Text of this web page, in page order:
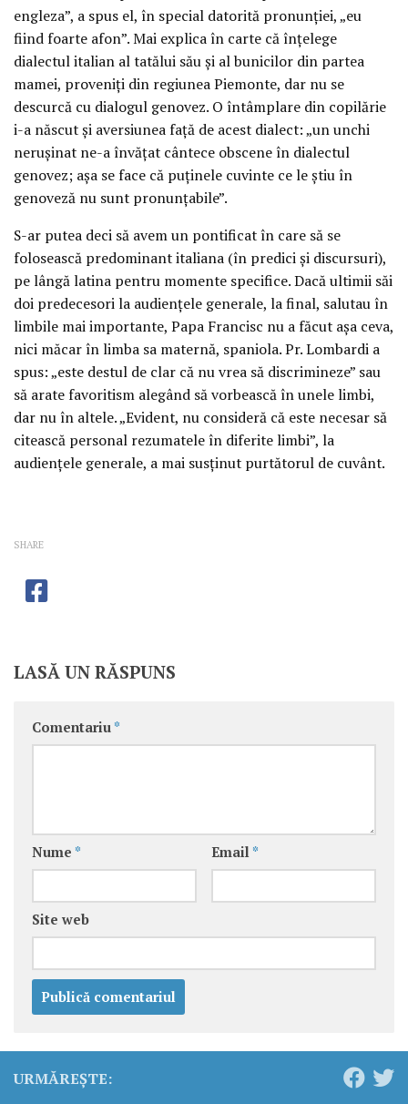
engleza”, a spus el, în special datorită pronunţiei, „eu
fiind foarte afon”. Mai explica în carte că înţelege
dialectul italian al tatălui său şi al bunicilor din partea
mamei, proveniţi din regiunea Piemonte, dar nu se
descurcă cu dialogul genovez. O întâmplare din copilărie
i-a născut şi aversiunea faţă de acest dialect: „un unchi
neruşinat ne-a învăţat cântece obscene în dialectul
genovez; aşa se face că puţinele cuvinte ce le ştiu în
genoveză nu sunt pronunţabile”.
S-ar putea deci să avem un pontificat în care să se
folosească predominant italiana (în predici şi discursuri),
pe lângă latina pentru momente specifice. Dacă ultimii săi
doi predecesori la audienţele generale, la final, salutau în
limbile mai importante, Papa Francisc nu a făcut aşa ceva,
nici măcar în limba sa maternă, spaniola. Pr. Lombardi a
spus: „este destul de clar că nu vrea să discrimineze” sau
să arate favoritism alegând să vorbească în unele limbi,
dar nu în altele. „Evident, nu consideră că este necesar să
citească personal rezumatele în diferite limbi”, la
audienţele generale, a mai susţinut purtătorul de cuvânt.
SHARE
LASĂ UN RĂSPUNS
Comentariu *
Nume * Email *
Site web
URMĂREȘTE: